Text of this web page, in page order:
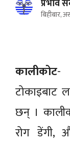
प्रभाव
बिहीबार,
कालीकोट-
टोकाइबाट
छन् ।
रोग डेंगी,